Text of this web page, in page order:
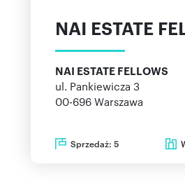
NAI ESTATE
NAI ESTATE FELLOWS
ul. Pankiewicza 3
00-696Warszawa
Sprzedaż: 5